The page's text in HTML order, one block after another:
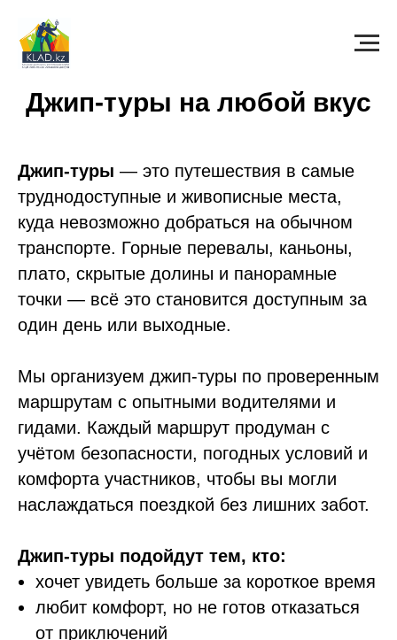
Джип-туры на любой вкус
Джип-туры — это путешествия в самые
труднодоступные и живописные места,
куда невозможно добраться на обычном
транспорте. Горные перевалы, каньоны,
плато, скрытые долины и панорамные
точки — всё это становится доступным за
один день или выходные.
Мы организуем джип-туры по проверенным
маршрутам с опытными водителями и
гидами. Каждый маршрут продуман с
учётом безопасности, погодных условий и
комфорта участников, чтобы вы могли
наслаждаться поездкой без лишних забот.
Джип-туры подойдут тем, кто:
хочет увидеть больше за короткое время
любит комфорт, но не готов отказаться
от приключений